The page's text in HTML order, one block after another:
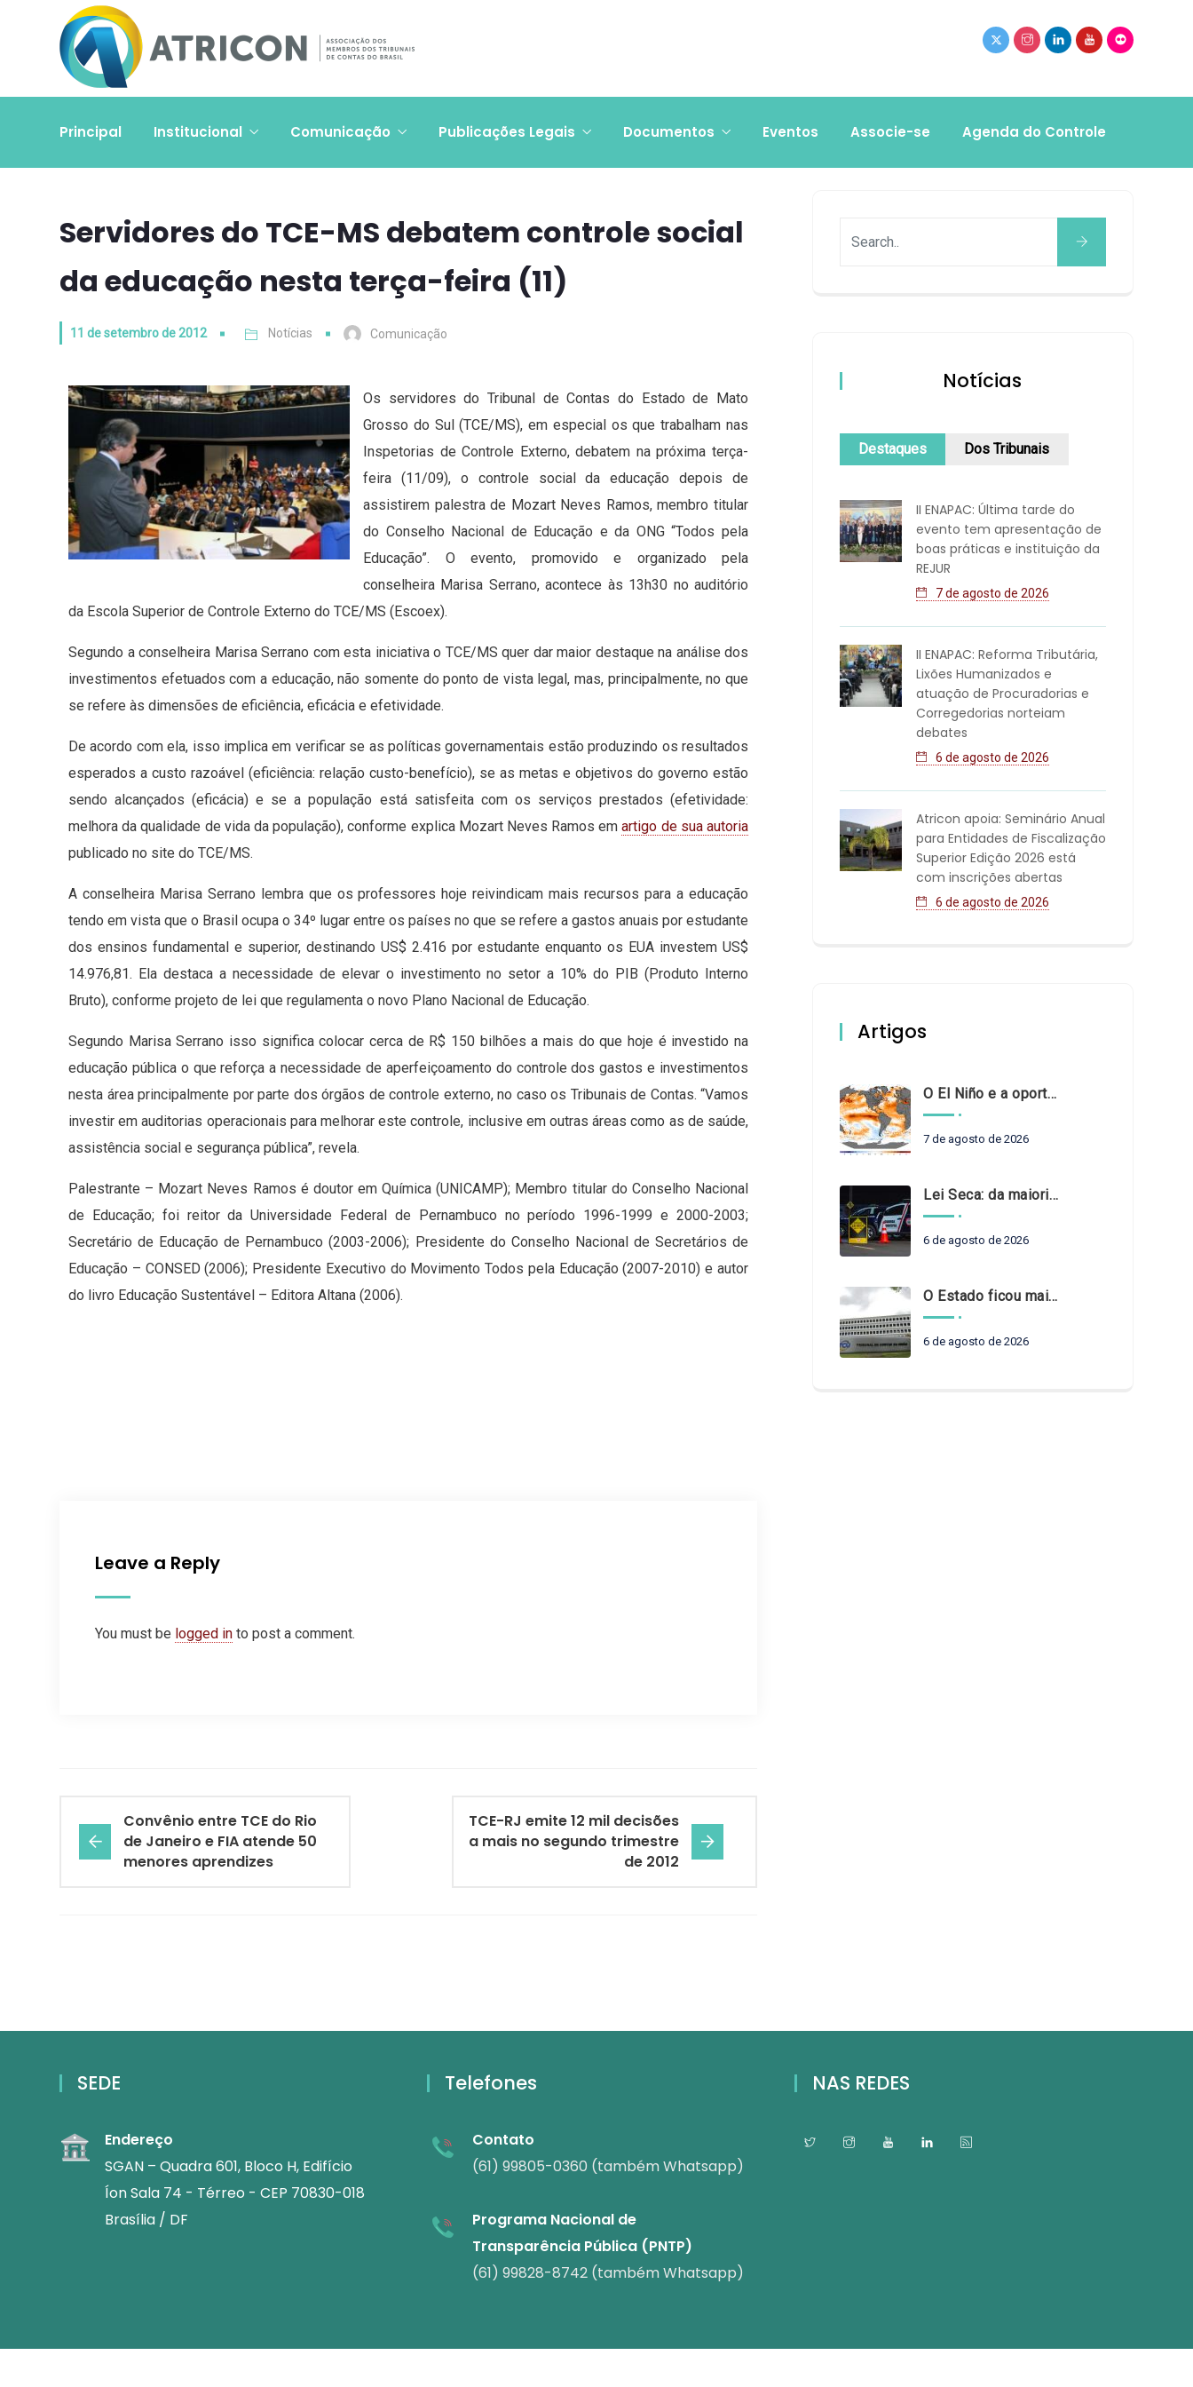
Principal Institucional Comunicação Publicações Legais Documentos Eventos Associe-se Agenda do Controle
Servidores do TCE-MS debatem controle social
da educação nesta terça-feira (11)
11 de setembro de 2012 Notícias Comunicação
Os servidores do Tribunal de Contas do Estado de Mato
Grosso do Sul (TCE/MS), em especial os que trabalham nas
Inspetorias de Controle Externo, debatem na próxima terça-
feira (11/09), o controle social da educação depois de
assistirem palestra de Mozart Neves Ramos, membro titular
do Conselho Nacional de Educação e da ONG “Todos pela
Educação”. O evento, promovido e organizado pela
conselheira Marisa Serrano, acontece às 13h30 no auditório
da Escola Superior de Controle Externo do TCE/MS (Escoex).
Segundo a conselheira Marisa Serrano com esta iniciativa o TCE/MS quer dar maior destaque na análise dos
investimentos efetuados com a educação, não somente do ponto de vista legal, mas, principalmente, no que
se refere às dimensões de eficiência, eficácia e efetividade.
De acordo com ela, isso implica em verificar se as políticas governamentais estão produzindo os resultados
esperados a custo razoável (eficiência: relação custo-benefício), se as metas e objetivos do governo estão
sendo alcançados (eficácia) e se a população está satisfeita com os serviços prestados (efetividade:
melhora da qualidade de vida da população), conforme explica Mozart Neves Ramos emartigo de sua autoria
publicado no site do TCE/MS.
A conselheira Marisa Serrano lembra que os professores hoje reivindicam mais recursos para a educação
tendo em vista que o Brasil ocupa o 34º lugar entre os países no que se refere a gastos anuais por estudante
dos ensinos fundamental e superior, destinando US$ 2.416 por estudante enquanto os EUA investem US$
14.976,81. Ela destaca a necessidade de elevar o investimento no setor a 10% do PIB (Produto Interno
Bruto), conforme projeto de lei que regulamenta o novo Plano Nacional de Educação.
Segundo Marisa Serrano isso significa colocar cerca de R$ 150 bilhões a mais do que hoje é investido na
educação pública o que reforça a necessidade de aperfeiçoamento do controle dos gastos e investimentos
nesta área principalmente por parte dos órgãos de controle externo, no caso os Tribunais de Contas. “Vamos
investir em auditorias operacionais para melhorar este controle, inclusive em outras áreas como as de saúde,
assistência social e segurança pública”, revela.
Palestrante – Mozart Neves Ramos é doutor em Química (UNICAMP); Membro titular do Conselho Nacional
de Educação; foi reitor da Universidade Federal de Pernambuco no período 1996-1999 e 2000-2003;
Secretário de Educação de Pernambuco (2003-2006); Presidente do Conselho Nacional de Secretários de
Educação – CONSED (2006); Presidente Executivo do Movimento Todos pela Educação (2007-2010) e autor
do livro Educação Sustentável – Editora Altana (2006).
Leave a Reply
You must be logged in to post a comment.
Convênio entre TCE do Rio
de Janeiro e FIA atende 50
menores aprendizes
TCE-RJ emite 12 mil decisões
a mais no segundo trimestre
de 2012
Notícias
Destaques Dos Tribunais
II ENAPAC: Última tarde do
evento tem apresentação de
boas práticas e instituição da
REJUR
7 de agosto de 2026
II ENAPAC: Reforma Tributária,
Lixões Humanizados e
atuação de Procuradorias e
Corregedorias norteiam
debates
6 de agosto de 2026
Atricon apoia: Seminário Anual
para Entidades de Fiscalização
Superior Edição 2026 está
com inscrições abertas
6 de agosto de 2026
Artigos
O El Niño e a oportunidade de fortalecer o controle externo das políticas climáticas
7 de agosto de 2026
Lei Seca: da maioridade à maturidade
6 de agosto de 2026
O Estado ficou mais complexo. O controle precisa acompanhar
6 de agosto de 2026
SEDE
Endereço
SGAN – Quadra 601, Bloco H, Edifício
Íon Sala 74 - Térreo - CEP 70830-018
Brasília / DF
Telefones
Contato
(61) 99805-0360 (também Whatsapp)
Programa Nacional de
Transparência Pública (PNTP)
(61) 99828-8742 (também Whatsapp)
NAS REDES